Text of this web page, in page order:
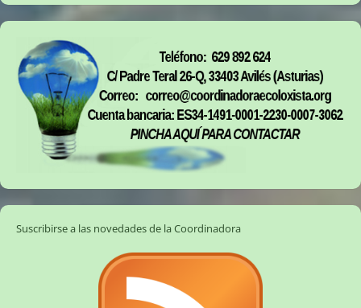
Suscribirse a las novedades de la Coordinadora